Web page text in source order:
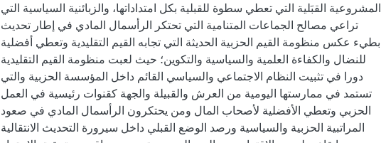
المشروعية القبَلية التي تعطي سطوة للقبلية بكل امتداداتها، والزبائنية السياسية التي
تراعي مصالح الجماعات المتنامية التي تحتكر الرأسمال المادي في إطار تحديث
بطيء عكس منظومة القيم الحزبية الحديثة التي تجابه القيم التقليدية وتعطي أفضلية
للنضال والكفاءة العلمية والسياسية والتكوين؛ حيث لعبت منظومة القيم التقليدية
دورا في تثبيت النظام الاجتماعي والسياسي القائم داخل المؤسسة الحزبية والتي
تستمد في ممارستها اليومية من العرش والقبيلة والجهة كقنوات رئيسية في العمل
الحزبي وتعطي الأفضلية لأصحاب المال ومن يحتكرون الرأسمال المادي في صعود
المراتبية الحزبية والسياسية ورصد الوضع القبلي داخل سيرورة التحديث الانتقالية